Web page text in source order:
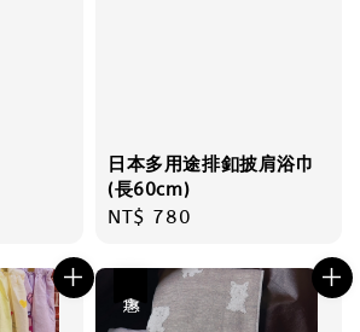
日本多用途排釦披肩浴巾
(長60cm)
Regular
NT$ 780